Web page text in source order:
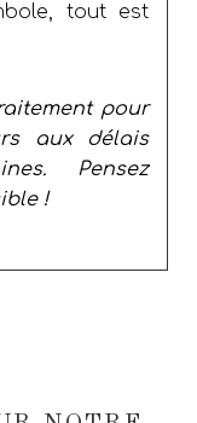
tout est
pour
aux délais
Pensez
!